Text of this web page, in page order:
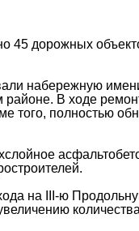
45 дорожных
набережную
районе. В ходе
того, полностью
на III-ю